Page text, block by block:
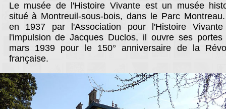
Le musée de l'Histoire Vivante est un musée
situé à Montreuil-sous-bois, dans le Parc
en 1937 par l'Association pour l'Histoire
l'impulsion de Jacques Duclos, il ouvre ses
mars 1939 pour le 150° anniversaire de la
française.